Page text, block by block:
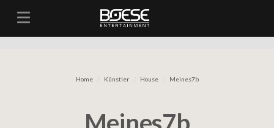
Home Künstler House Meines7b